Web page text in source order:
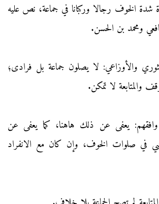
شدة الخوف رجالا وركبانا في جماعة، نص عليه
ومحمد بن الحسن.
والأوزاعي: لا يصلون جماعة بل فرادى؛
والمتابعة لا تمكن.
وافقهم: يعفى عن ذلك هاهنا، كما يعفى عن
في صلوات الخوف، وإن كان مع الانفراد